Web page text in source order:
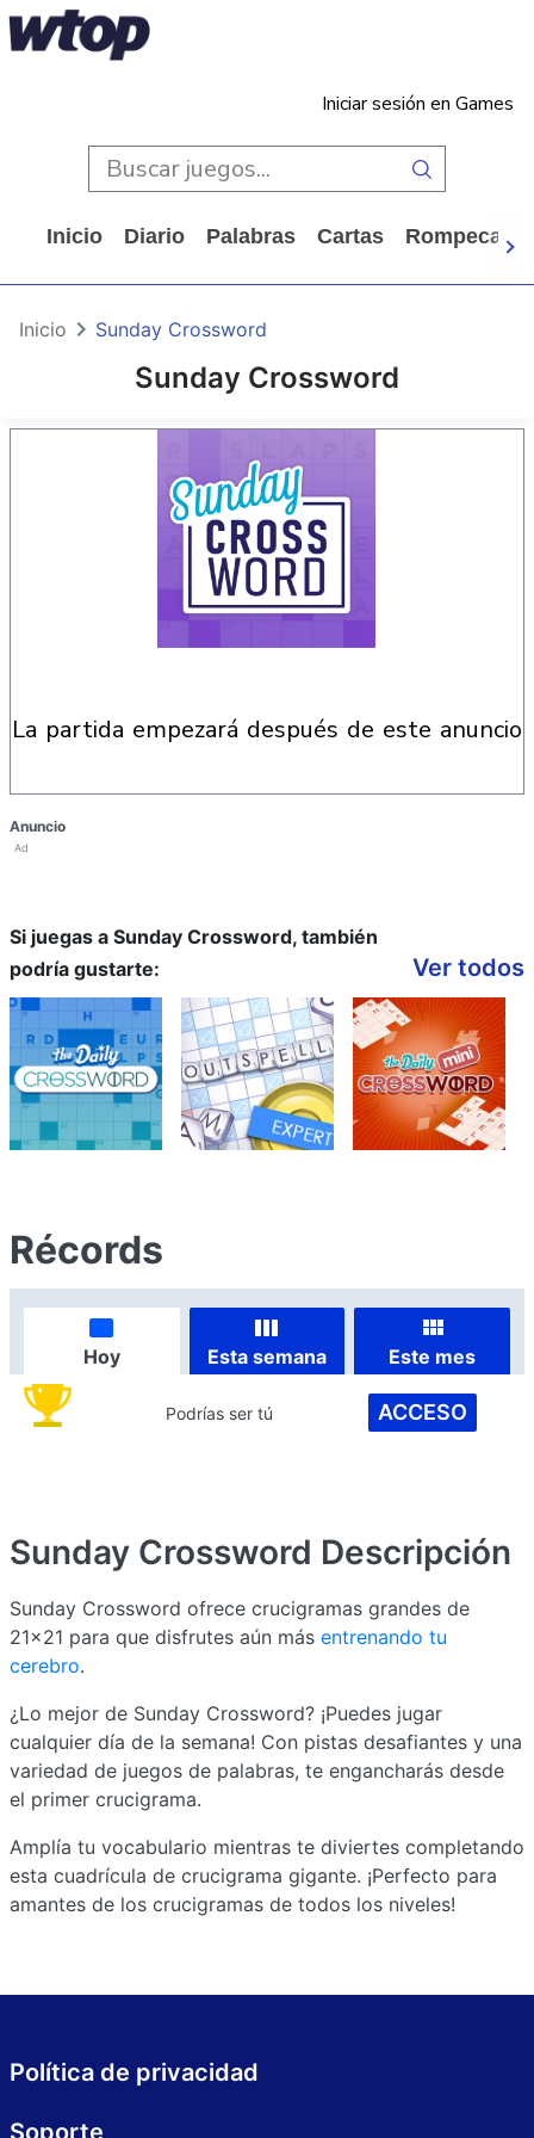
Iniciar sesión en Games
Inicio Diario Palabras Cartas
Sunday Crossword
Inicio Sunday Crossword
la partida empezará después de este anuncio
Anuncio
Ad
Si juegas a Sunday Crossword, también
podría gustarte:
Ver todos
Récords
Hoy Esta semana Este mes
Podrías ser tú ACCESO
Sunday Crossword Descripción
Sunday Crossword ofrece crucigramas grandes de
21x21 para que disfrutes aún más entrenando tu
cerebro.
¿Lo mejor de Sunday Crossword? ¡Puedes jugar
cualquier día de la semana! Con pistas desafiantes y una
variedad de juegos de palabras, te engancharás desde
el primer crucigrama.
Amplía tu vocabulario mientras te diviertes completando
esta cuadrícula de crucigrama gigante. ¡Perfecto para
amantes de los crucigramas de todos los niveles!
Política de privacidad
Soporte